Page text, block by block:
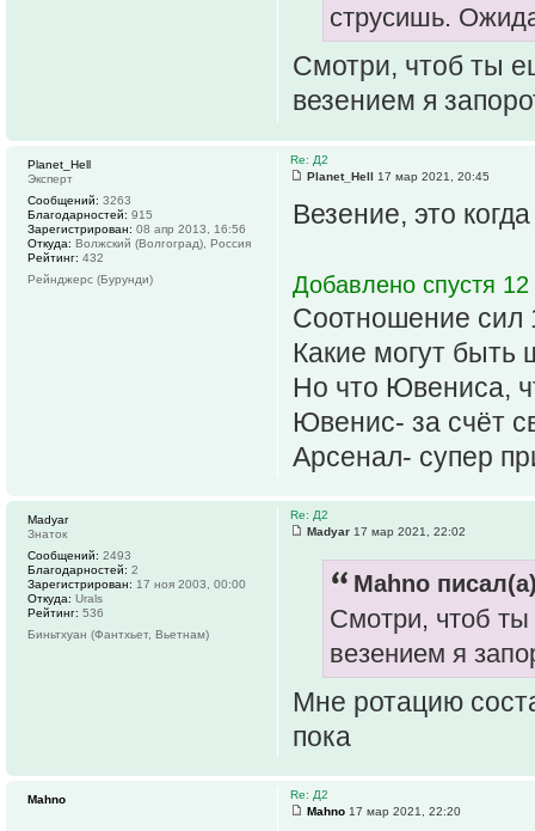
струсишь.
Смотри, чтоб ты
везением я
Re: Д2
Planet_Hell 17 мар 2021, 20:45
Везение, это
Добавлено спустя
Соотношение сил
Какие могут быть
Но что Ювениса,
Ювенис- за счёт
Арсенал- супер
Planet_Hell
Эксперт
Сообщений: 3263
Благодарностей: 915
Зарегистрирован: 08 апр 2013, 16:56
Откуда: Волжский (Волгоград), Россия
Рейтинг: 432
Рейнджерс (Бурунди)
Re: Д2
Madyar 17 мар 2021, 22:02
Mahno
Смотри, чтоб
везением я
Мне ротацию
пока
Madyar
Знаток
Сообщений: 2493
Благодарностей: 2
Зарегистрирован: 17 ноя 2003, 00:00
Откуда: Urals
Рейтинг: 536
Биньтхуан (Фантхьет, Вьетнам)
Re: Д2
Mahno 17 мар 2021, 22:20
Mahno